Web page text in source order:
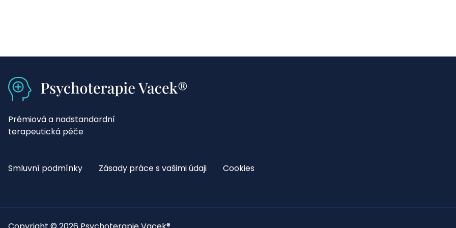
Prémiová a nadstandardní
terapeutická péče
Smluvní podmínky Zásady práce s vašimi údaji
Cookies